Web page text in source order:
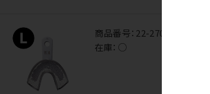
商品番号： 22-2704
在庫： ○